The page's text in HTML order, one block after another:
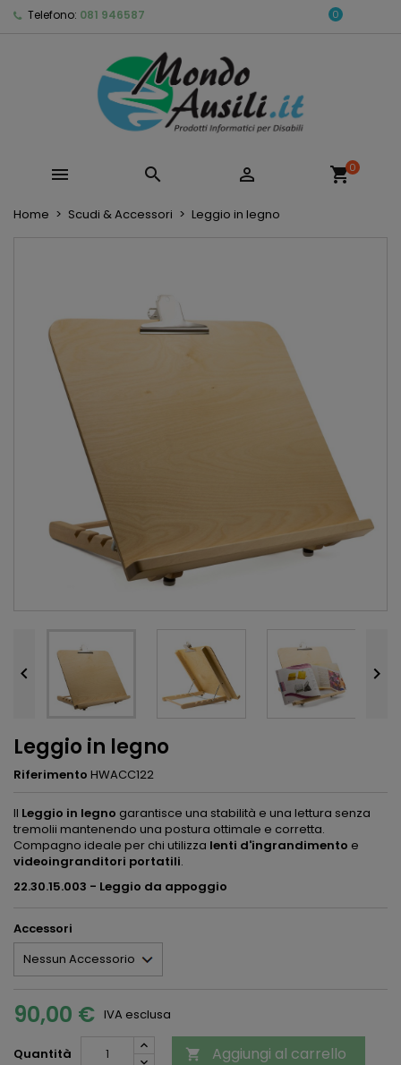
Telefono: 081 946587 0
   shopping_cart0
Home Scudi & Accessori Leggio in legno
 
Leggio in legno
Riferimento HWACC122
Il Leggio in legno garantisce una stabilità e una lettura senza
tremolii mantenendo una postura ottimale e corretta.
Compagno ideale per chi utilizza lenti d'ingrandimento e
videoingranditori portatili.
22.30.15.003 - Leggio da appoggio
Accessori
90,00 € IVA esclusa
Quantità  Aggiungi al carrello